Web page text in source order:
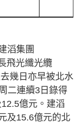
滔集團
飛光纖光纜
幾日亦早被北水
二連續3日錄得
億元。建滔
及15.6億元的北